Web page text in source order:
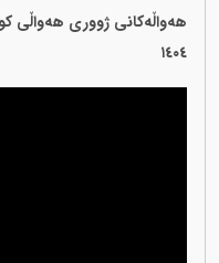
١٤٠٤